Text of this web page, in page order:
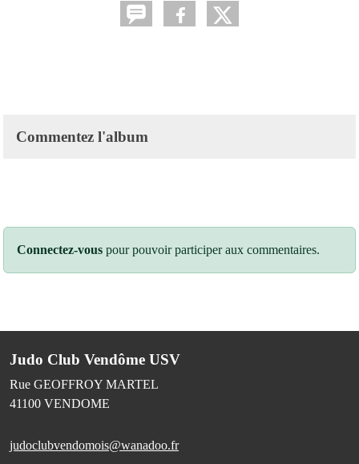
Commentez l'album
Connectez-vous pour pouvoir participer aux commentaires.
Judo Club Vendôme USV
Rue GEOFFROY MARTEL
41100 VENDOME
judoclubvendomois@wanadoo.fr